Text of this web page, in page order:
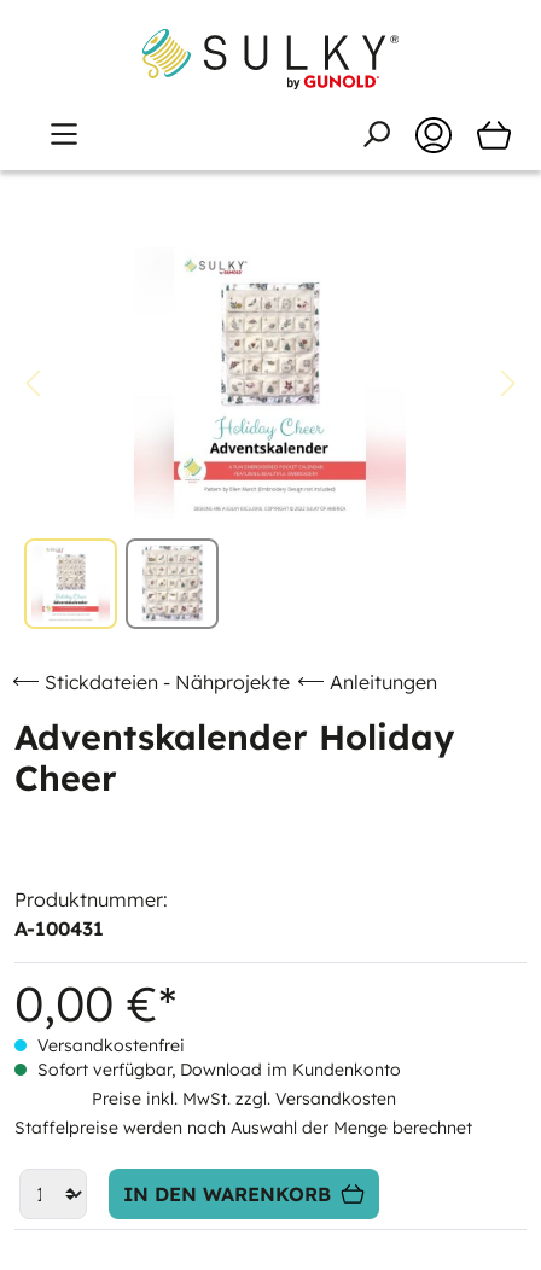
Stickdateien - Nähprojekte Anleitungen
Adventskalender Holiday
Cheer
Produktnummer:
A-100431
0,00 €*
Versandkostenfrei
Sofort verfügbar, Download im Kundenkonto
Preise inkl. MwSt. zzgl. Versandkosten
Staffelpreise werden nach Auswahl der Menge berechnet
IN DEN WARENKORB